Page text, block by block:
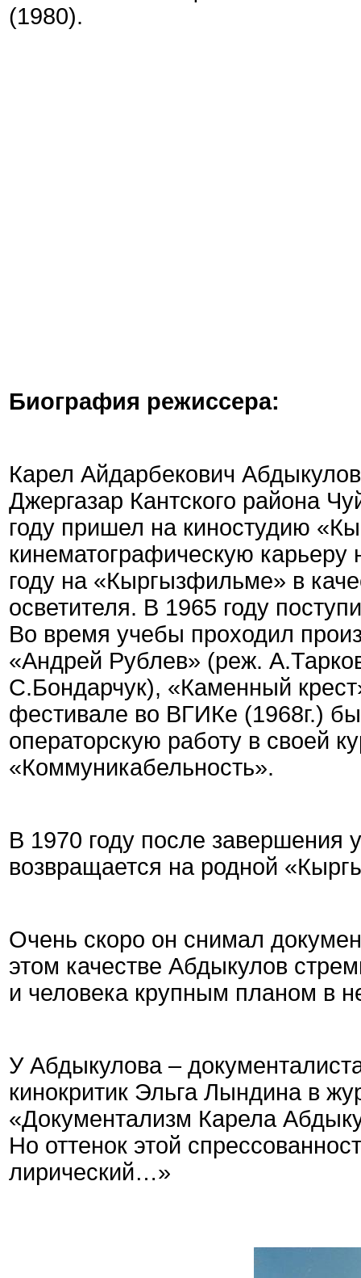
(1980).
Биография режиссера:
Карел Айдарбекович
Джергазар Кантского района
году пришел на киностудию
кинематографическую карьеру
году на «Кыргызфильме» в
осветителя. В 1965 году
Во время учебы проходил
«Андрей Рублев» (реж.
С.Бондарчук), «Каменный
фестивале во ВГИКе (1968г.)
операторскую работу в своей
«Коммуникабельность».
В 1970 году после завершения
возвращается на родной
Очень скоро он снимал
этом качестве Абдыкулов
и человека крупным планом в
У Абдыкулова –
кинокритик Эльга Лындина в
«Документализм Карела
Но оттенок этой
лирический…»